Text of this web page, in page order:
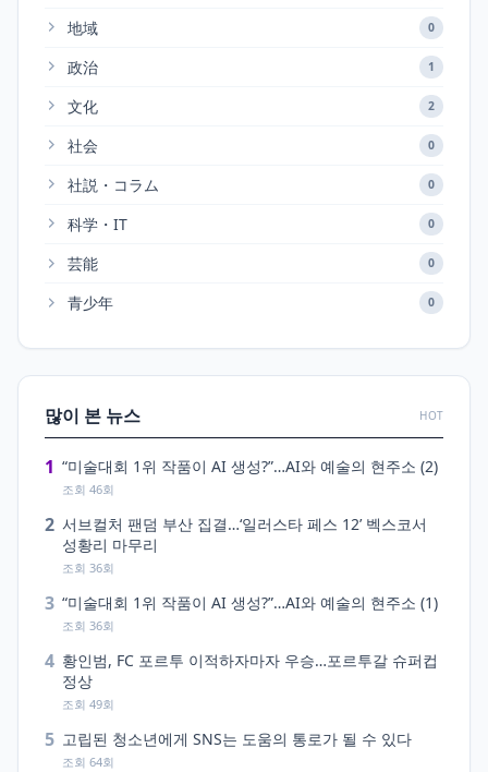
地域 0
政治 1
文化 2
社会 0
社説・コラム 0
科学・IT 0
芸能 0
青少年 0
많이 본 뉴스 HOT
1 “미술대회 1위 작품이 AI 생성?”…AI와 예술의 현주소 (2)
조회 46회
2 서브컬처 팬덤 부산 집결…‘일러스타 페스 12’ 벡스코서
성황리 마무리
조회 36회
3 “미술대회 1위 작품이 AI 생성?”…AI와 예술의 현주소 (1)
조회 36회
4 황인범, FC 포르투 이적하자마자 우승…포르투갈 슈퍼컵
정상
조회 49회
5 고립된 청소년에게 SNS는 도움의 통로가 될 수 있다
조회 64회